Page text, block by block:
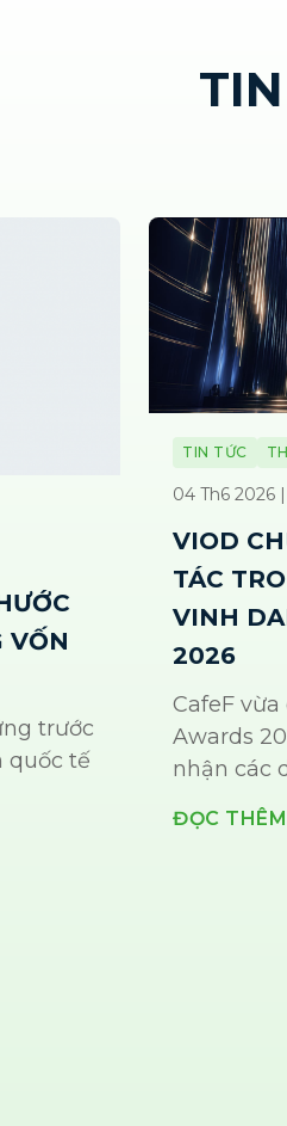
VỐN
trước
quốc tế
TIN TỨC
04 Th6 2026
VIOD
TÁC
VINH
2026
CafeF
Awards
nhận các
ĐỌC